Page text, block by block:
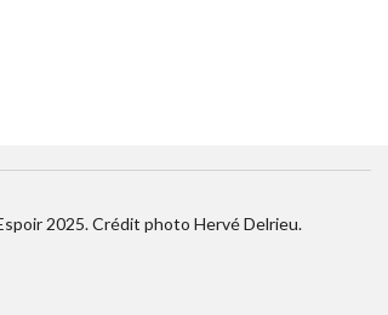
2025. Crédit photo Hervé Delrieu.